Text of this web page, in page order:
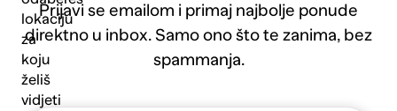
lokaciju
za
koju
želiš
vidjeti
Prijavi se emailom i primaj najbolje ponude
direktno u inbox. Samo ono što te zanima, bez
spammanja.